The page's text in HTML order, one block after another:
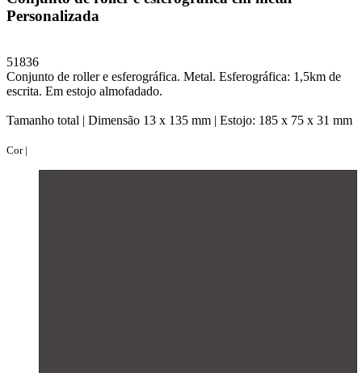
Personalizada
51836
Conjunto de roller e esferográfica. Metal. Esferográfica: 1,5km de
escrita. Em estojo almofadado.
Tamanho total | Dimensão 13 x 135 mm | Estojo: 185 x 75 x 31 mm
Cor |